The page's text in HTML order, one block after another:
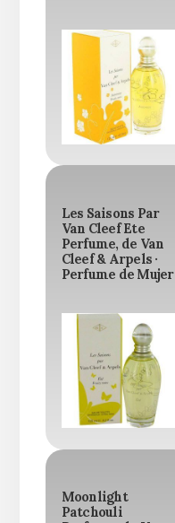
Les Saisons Par
Van Cleef Ete
Perfume, de Van
Cleef & Arpels ·
Perfume de Mujer
Moonlight
Patchouli